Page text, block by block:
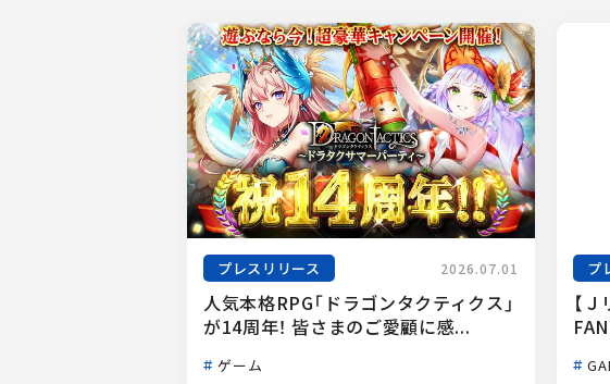
プレスリリース 2026.07.01
人気本格RPG「ドラゴンタクティクス」
が14周年！ 皆さまのご愛顧に感...
ゲーム
プ
【